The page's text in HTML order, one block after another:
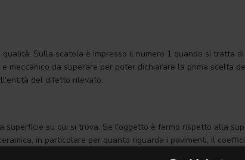
Sulla scatola è impresso il numero 1 quando si tratta di
da superare per poter dichiarare la prima scelta
del difetto rilevato.
su cui si trova. Se l'oggetto è fermo rispetto alla
in particolare per quanto riguarda i pavimenti, il